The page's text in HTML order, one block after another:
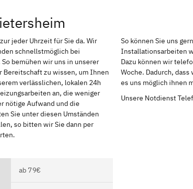
jeder Uhrzeit für Sie da. Wir
schnellstmöglich bei
bemühen wir uns in unserer
Bereitschaft zu wissen, um Ihnen
verlässlichen, lokalen 24h
an, die weniger
nötige Aufwand und die
Sie unter diesen Umständen
so bitten wir Sie dann per
So können Sie uns
Installationsarbeiten
Dazu können wir
Woche. Dadurch,
es uns möglich ihnen
Unsere Notdienst
ab 79€